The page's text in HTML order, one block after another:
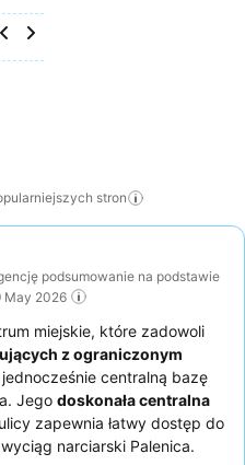
stron
podsumowanie na podstawie
May 2026
miejskie, które zadowoli
z ograniczonym
centralną bazę
Jego doskonała centralna
zapewnia łatwy dostęp do
narciarski Palenica.